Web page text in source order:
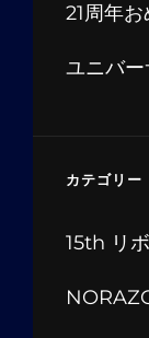
21周年お
ユニバ
カテゴリー
15th リ